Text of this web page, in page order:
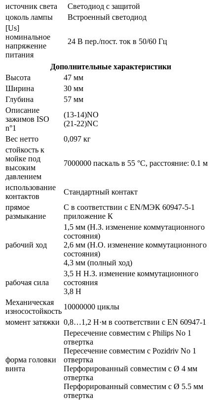
источник света
Светодиод с защитой
цоколь лампы
Встроенный светодиод
[Us]
номинальное
напряжение
питания
24 В пер./пост. ток в 50/60 Гц
Дополнительные характеристики
Высота
47 мм
Ширина
30 мм
Глубина
57 мм
Описание
зажимов ISO
n°1
(13-14)NO
(21-22)NC
Вес нетто
0,097 кг
стойкость к
мойке под
высоким
давлением
7000000 паскаль в 55 °C, расстояние: 0.1 м
использование
контактов
Стандартный контакт
прямое
размыкание
С в соответствии с EN/МЭК 60947-5-1
приложение К
рабочий ход
1,5 мм (Н.З. изменение коммутационного
состояния)
2,6 мм (Н.О. изменение коммутационного
состояния)
4,3 мм (полный ход)
рабочая сила
3,5 Н Н.З. изменение коммутационного
состояния
3,8 Н
Механическая
износостойкость
10000000 циклы
момент затяжки 0,8…1,2 Н·м в соответствии с EN 60947-1
форма головки
винта
Пересечение совместим с Philips No 1
отвертка
Пересечение совместим с Pozidriv No 1
отвертка
Перфорированный совместим с Ø 4 мм
отвертка
Перфорированный совместим с Ø 5.5 мм
отвертка